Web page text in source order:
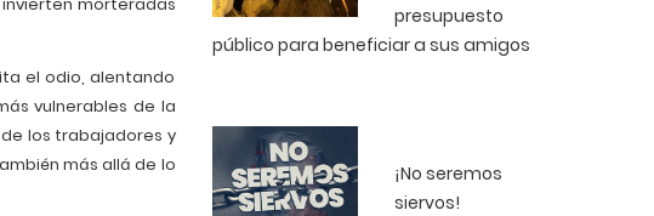
el odio, alentando
vulnerables de la
los trabajadores y
más allá de lo
presupuesto
público para beneficiar a sus amigos
¡No seremos
siervos!